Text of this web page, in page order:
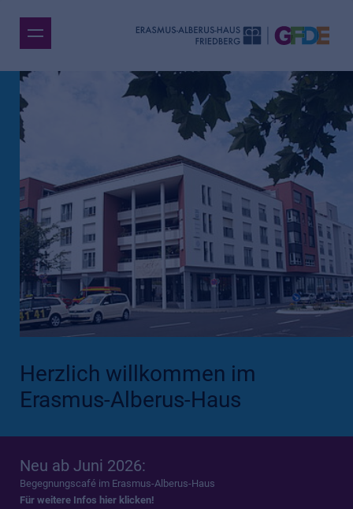
Herzlich willkommen im
Erasmus-Alberus-Haus
Neu ab Juni 2026:
Begegnungscafé im Erasmus-Alberus-Haus
Für weitere Infos hier klicken!